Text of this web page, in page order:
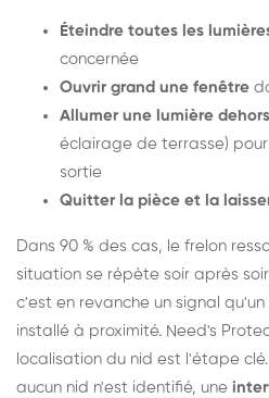
Éteindre toutes les
concernée
Ouvrir grand une fenêtre
Allumer une lumière dehors
éclairage de terrasse)
sortie
Quitter la pièce et la
Dans 90 % des cas, le frelon
situation se répète soir après
c'est en revanche un signal
installé à proximité. Need's
localisation du nid est l'étape
aucun nid n'est identifié, une